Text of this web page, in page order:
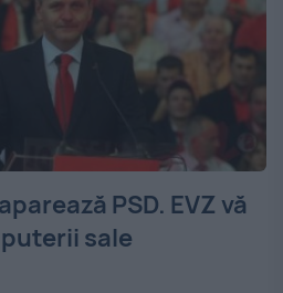
PSD. EVZ vă
sale